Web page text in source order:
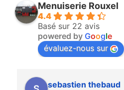
Menuiserie Rouxel
4.4
Basé sur 22 avis
powered by Google
évaluez-nous sur
sebastien thebaud